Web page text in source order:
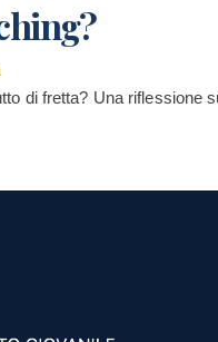
di fretta? Una riflessione